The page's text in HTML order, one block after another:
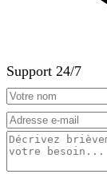
Support 24/7